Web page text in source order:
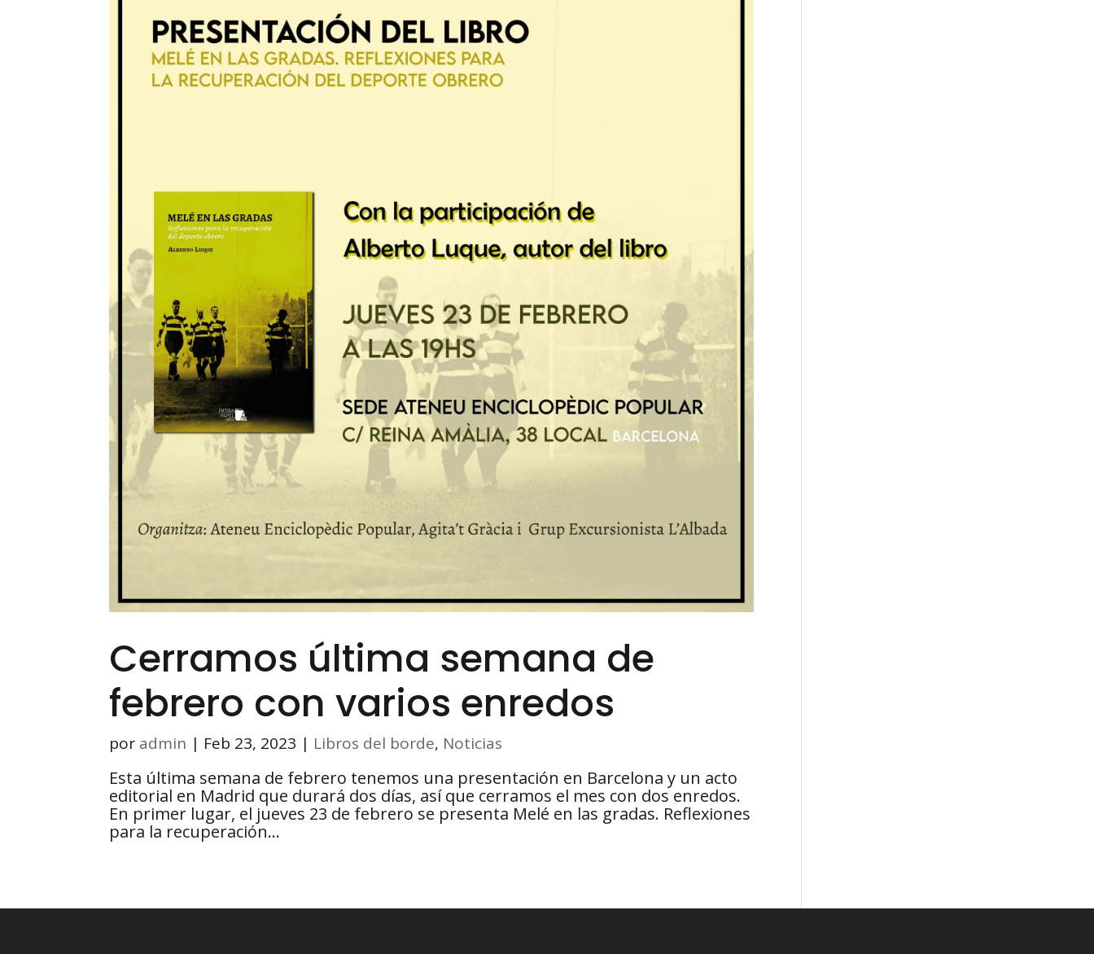
Cerramos última semana de
febrero con varios enredos
por admin | Feb 23, 2023 | Libros del borde, Noticias
Esta última semana de febrero tenemos una presentación en Barcelona y un acto
editorial en Madrid que durará dos días, así que cerramos el mes con dos enredos.
En primer lugar, el jueves 23 de febrero se presenta Melé en las gradas. Reflexiones
para la recuperación...